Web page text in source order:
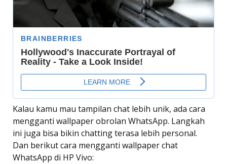
Kalau kamu mau tampilan chat lebih unik, ada cara
mengganti wallpaper obrolan WhatsApp. Langkah
ini juga bisa bikin chatting terasa lebih personal.
Dan berikut cara mengganti wallpaper chat
WhatsApp di HP Vivo: